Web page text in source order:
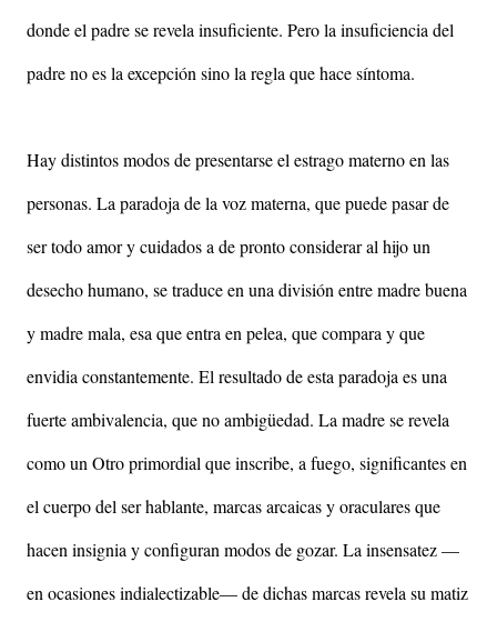
donde el padre se revela insuficiente. Pero la insuficiencia del
padre no es la excepción sino la regla que hace síntoma.
Hay distintos modos de presentarse el estrago materno en las
personas. La paradoja de la voz materna, que puede pasar de
ser todo amor y cuidados a de pronto considerar al hijo un
desecho humano, se traduce en una división entre madre buena
y madre mala, esa que entra en pelea, que compara y que
envidia constantemente. El resultado de esta paradoja es una
fuerte ambivalencia, que no ambigüedad. La madre se revela
como un Otro primordial que inscribe, a fuego, significantes en
el cuerpo del ser hablante, marcas arcaicas y oraculares que
hacen insignia y configuran modos de gozar. La insensatez —
en ocasiones indialectizable— de dichas marcas revela su matiz